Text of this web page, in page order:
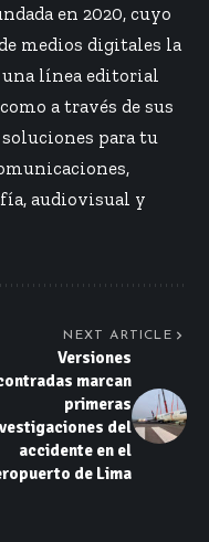
en 2020, cuyo
medios digitales la
línea editorial
a través de sus
para tu
audiovisual y
NEXT ARTICLE
Versiones
marcan
primeras
del
accidente en el
de Lima